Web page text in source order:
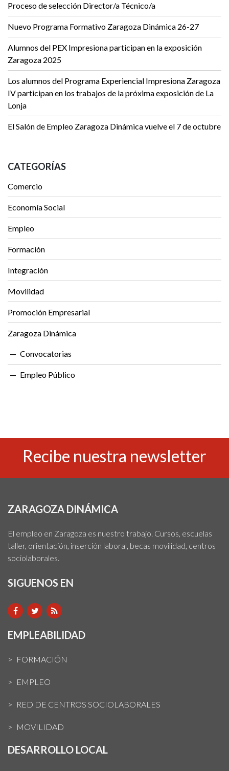
Proceso de selección Director/a Técnico/a
Nuevo Programa Formativo Zaragoza Dinámica 26-27
Alumnos del PEX Impresiona participan en la exposición
Zaragoza 2025
Los alumnos del Programa Experiencial Impresiona Zaragoza
IV participan en los trabajos de la próxima exposición de La
Lonja
El Salón de Empleo Zaragoza Dinámica vuelve el 7 de octubre
CATEGORÍAS
Comercio
Economía Social
Empleo
Formación
Integración
Movilidad
Promoción Empresarial
Zaragoza Dinámica
Convocatorias
Empleo Público
Recibe nuestra newsletter
ZARAGOZA DINÁMICA
El empleo en Zaragoza es nuestro trabajo. Cursos, escuelas
taller, orientación, inserción laboral, becas movilidad, centros
sociolaborales.
SIGUENOS EN
EMPLEABILIDAD
FORMACIÓN
EMPLEO
RED DE CENTROS SOCIOLABORALES
MOVILIDAD
DESARROLLO LOCAL